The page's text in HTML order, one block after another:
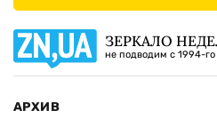
ЗЕРКАЛО
не подводим с 1994-го
АРХИВ